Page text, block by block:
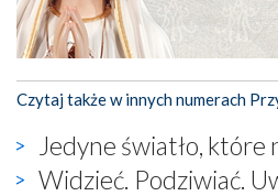
Czytaj także w innych numerach
Jedyne światło, które
Widzieć. Podziwiać.